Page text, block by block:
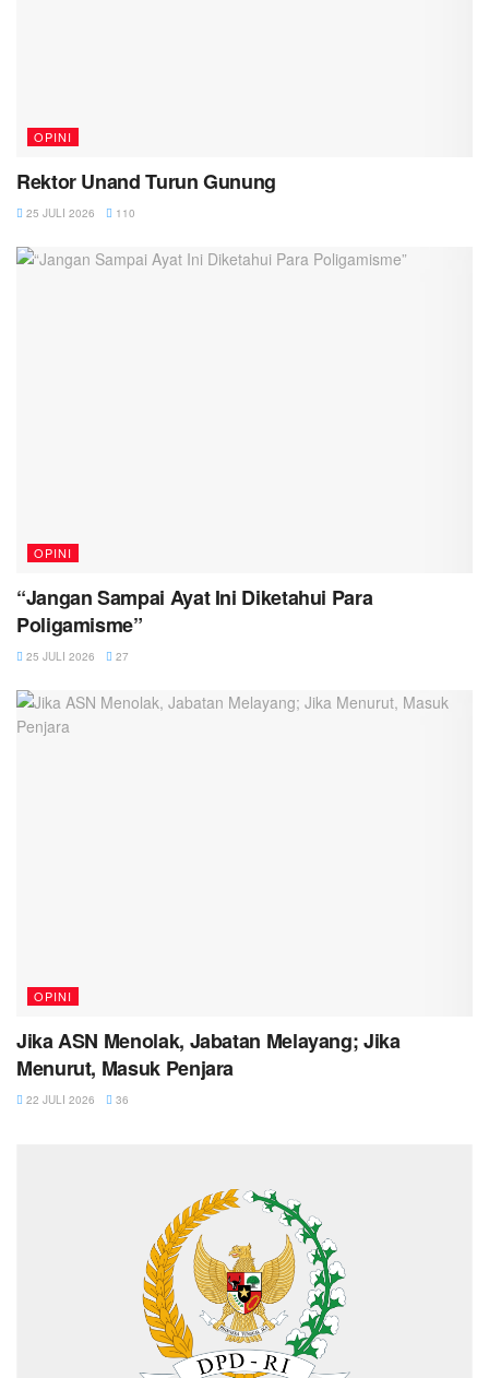
OPINI
Rektor Unand Turun Gunung
25 JULI 2026 110
OPINI
“Jangan Sampai Ayat Ini Diketahui Para
Poligamisme”
25 JULI 2026 27
OPINI
Jika ASN Menolak, Jabatan Melayang; Jika
Menurut, Masuk Penjara
22 JULI 2026 36